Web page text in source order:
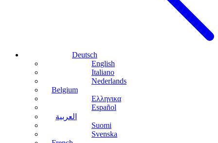
Deutsch
English
Italiano
Nederlands
Belgium
Ελληνικα
Español
العربية
Suomi
Svenska